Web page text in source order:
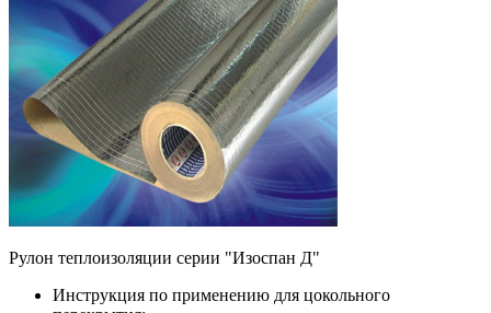
Рулон теплоизоляции серии "Изоспан Д"
Инструкция по применению для цокольного